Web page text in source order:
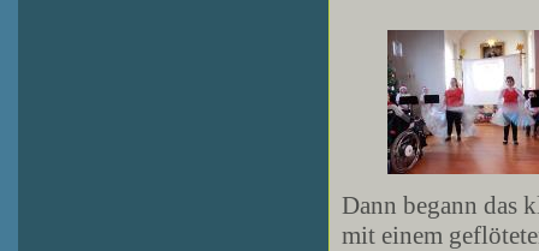
Dann begann das
mit einem